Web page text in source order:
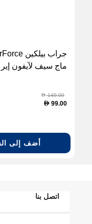
ماج سيف لآيفون
D149.00
D 99.00
أضف إلى
اتصل بنا